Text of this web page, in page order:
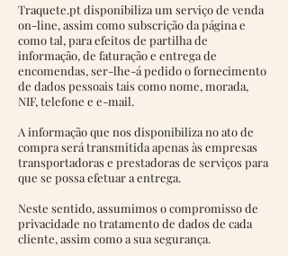
Traquete.pt disponibiliza um serviço de venda
on-line, assim como subscrição da página e
como tal, para efeitos de partilha de
informação, de faturação e entrega de
encomendas, ser-lhe-á pedido o fornecimento
de dados pessoais tais como nome, morada,
NIF, telefone e e-mail.
A informação que nos disponibiliza no ato de
compra será transmitida apenas às empresas
transportadoras e prestadoras de serviços para
que se possa efetuar a entrega.
Neste sentido, assumimos o compromisso de
privacidade no tratamento de dados de cada
cliente, assim como a sua segurança.